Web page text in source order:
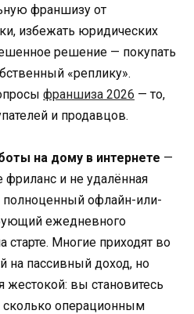
франшизу от
избежать юридических
решение — покупать
«реплику».
франшиза 2026 — то,
и продавцов.
на дому в интернете —
и не удалённая
полноценный офлайн-или-
ежедневного
старте. Многие приходят во
на пассивный доход, но
жестокой: вы становитесь
сколько операционным